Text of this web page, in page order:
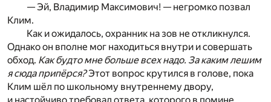
— Эй, Владимир Максимович! — негромко позвал
Клим.
Как и ожидалось, охранник на зов не откликнулся.
Однако он вполне мог находиться внутри и совершать
обход. Как будто мне больше всех надо. За каким лешим
я сюда припёрся?Этот вопрос крутился в голове, пока
Клим шёл по школьному внутреннему двору,
и настойчиво требовал ответа, которого в помине